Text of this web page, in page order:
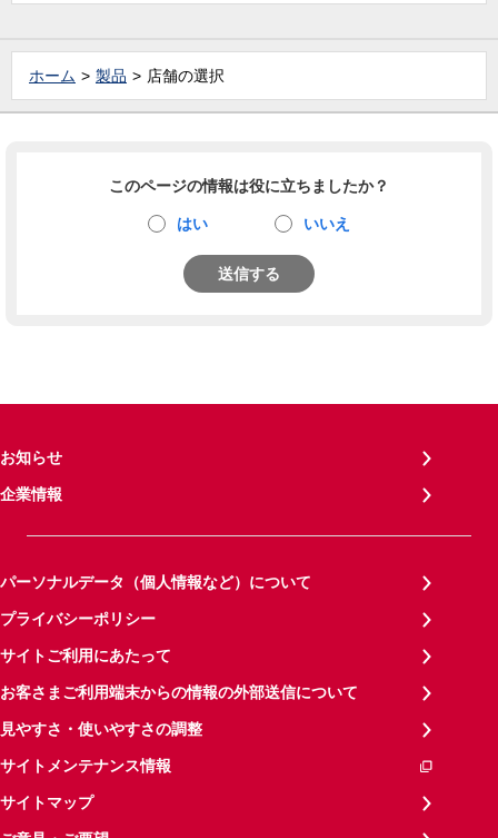
ホーム 製品 店舗の選択
このページの情報は役に立ちましたか？
はい いいえ
送信する
お知らせ
企業情報
パーソナルデータ（個人情報など）について
プライバシーポリシー
サイトご利用にあたって
お客さまご利用端末からの情報の外部送信について
見やすさ・使いやすさの調整
サイトメンテナンス情報
サイトマップ